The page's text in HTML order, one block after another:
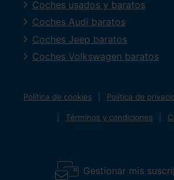
Coches usados y baratos
Coches Audi baratos
Coches Jeep baratos
Coches Volkswagen baratos
Política de cookies Política de
Términos y condiciones
Gestionar mis